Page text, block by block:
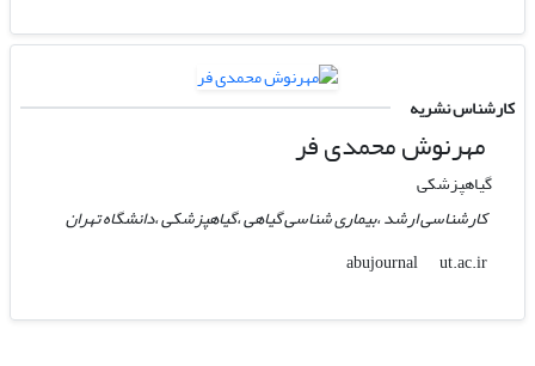
کارشناس نشریه
مهرنوش محمدی فر
گیاهپزشکی
کارشناسی ارشد ،بیماری شناسی گیاهی ،گیاهپزشکی ،دانشگاه تهران
abujournal
ut.ac.ir